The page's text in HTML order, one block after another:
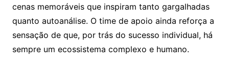
cenas memoráveis que inspiram tanto gargalhadas
quanto autoanálise. O time de apoio ainda reforça a
sensação de que, por trás do sucesso individual, há
sempre um ecossistema complexo e humano.